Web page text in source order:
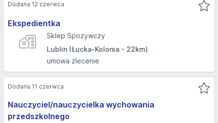
Ekspedientka
Sklep Spozywczy
Lublin (Łucka-Kolonia - 22km)
umowa zlecenie
Dodana 12 czerwca
Nauczyciel/nauczycielka wychowania
przedszkolnego
Dodana 11 czerwca